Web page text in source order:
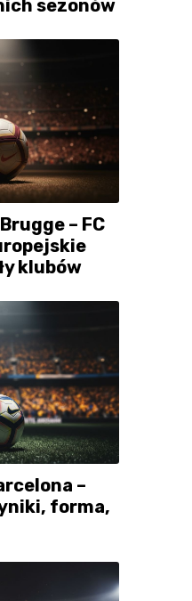
sezonów
– FC
klubów
–
forma,